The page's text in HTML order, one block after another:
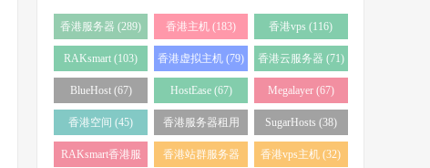
香港服务器 (289) 香港主机 (183) 香港vps (116)
RAKsmart (103) 香港虚拟主机 (79) 香港云服务器 (71)
BlueHost (67) HostEase (67) Megalayer (67)
香港空间 (45)
香港服务器租用
(43)
SugarHosts (38)
RAKsmart香港服
香港站群服务器
香港vps主机 (32)